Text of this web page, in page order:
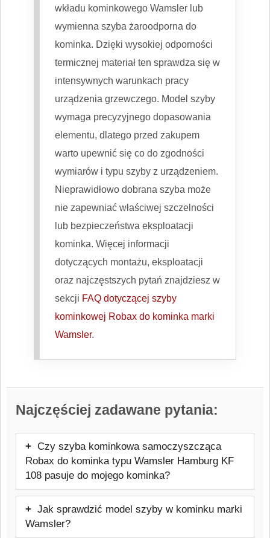
wkładu kominkowego Wamsler lub
wymienna szyba żaroodporna do
kominka. Dzięki wysokiej odporności
termicznej materiał ten sprawdza się w
intensywnych warunkach pracy
urządzenia grzewczego. Model szyby
wymaga precyzyjnego dopasowania
elementu, dlatego przed zakupem
warto upewnić się co do zgodności
wymiarów i typu szyby z urządzeniem.
Nieprawidłowo dobrana szyba może
nie zapewniać właściwej szczelności
lub bezpieczeństwa eksploatacji
kominka. Więcej informacji
dotyczących montażu, eksploatacji
oraz najczęstszych pytań znajdziesz w
sekcji FAQ dotyczącej szyby
kominkowej Robax do kominka marki
Wamsler.
Najczęściej zadawane pytania:
Czy szyba kominkowa samoczyszcząca
Robax do kominka typu Wamsler Hamburg KF
108 pasuje do mojego kominka?
Tak, szyba będzie pasować. Oferowany
model jest przeznaczony do kominków
marki Wamsler. Przed zakupem warto
Jak sprawdzić model szyby w kominku marki
Wamsler?